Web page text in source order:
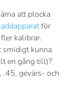
att plocka
för
kalibrar.
smidigt kunna
en gång till)?
gevärs- och